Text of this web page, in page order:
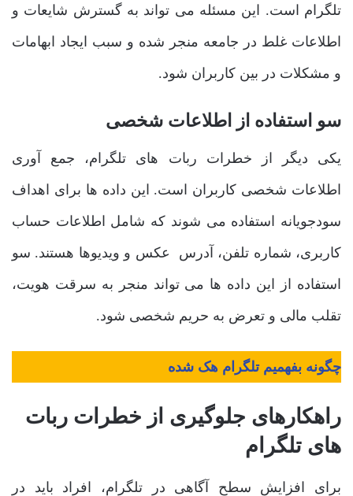
تلگرام است. این مسئله می تواند به گسترش شایعات و
اطلاعات غلط در جامعه منجر شده و سبب ایجاد ابهامات
و مشکلات در بین کاربران شود.
سو استفاده از اطلاعات شخصی
یکی دیگر از خطرات ربات های تلگرام، جمع آوری
اطلاعات شخصی کاربران است. این داده ها برای اهداف
سودجویانه استفاده می شوند که شامل اطلاعات حساب
کاربری، شماره تلفن، آدرس عکس و ویدیوها هستند. سو
استفاده از این داده ها می تواند منجر به سرقت هویت،
تقلب مالی و تعرض به حریم شخصی شود.
چگونه بفهمیم تلگرام هک شده
راهکارهای جلوگیری از خطرات ربات
های تلگرام
برای افزایش سطح آگاهی در تلگرام، افراد باید در